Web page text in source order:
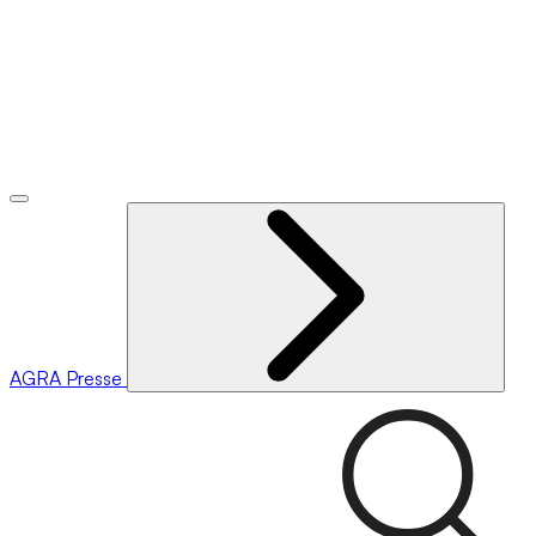
AGRA Presse